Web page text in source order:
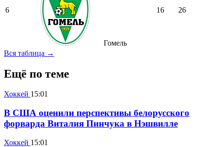
6
Гомель
16 26
Вся таблица →
Ещё по теме
Хоккей 15:01
В США оценили перспективы белорусского
форварда Виталия Пинчука в Нэшвилле
Хоккей 15:01